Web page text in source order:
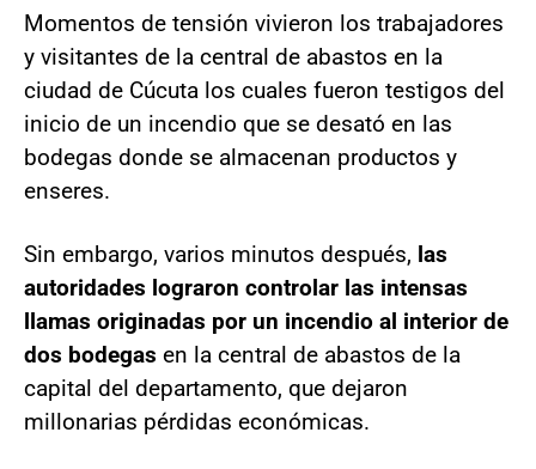
Momentos de tensión vivieron los trabajadores
y visitantes de la central de abastos en la
ciudad de Cúcuta los cuales fueron testigos del
inicio de un incendio que se desató en las
bodegas donde se almacenan productos y
enseres.
Sin embargo, varios minutos después, las
autoridades lograron controlar las intensas
llamas originadas por un incendio al interior de
dos bodegas en la central de abastos de la
capital del departamento, que dejaron
millonarias pérdidas económicas.